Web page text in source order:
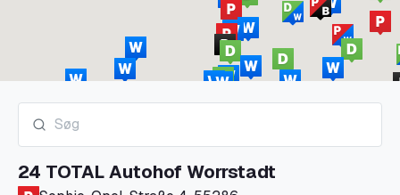
24 TOTAL Autohof Worrstadt